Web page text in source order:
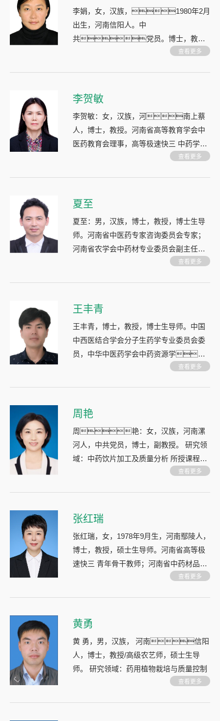
李娟，女，汉族，1980年2月
出生，河南信阳人。中
共党员。博士，教
授，硕士生导师。 研究领域：药用植物生
查看更多
李贺敏
李贺敏：女，汉族，河南上蔡
人，博士，教授。河南省高等教育学会中
医药教育会理事，高等极速快三 中药学专
业“药用植物学”课程联盟成员。 研究领
查看更多
夏至
夏至：男，汉族，博士，教授，博士生导
师。河南省中医药专家咨询委员会专家；
河南省农学会中药材专业委员会副主任委
员，《中草药》期刊青年编委。 研究领
查看更多
王丰青
王丰青，博士，教授，博士生导师。中国
中西医结合学会分子生药学专业委员会委
员，中华中医药学会中药资源学
分会委员 研究领域：药用植物资源可持续
物育种理论与技术（研究生）
查看更多
周艳
周艳：女，汉族，河南漯
河人，中共党员，博士，副教授。 研究领
域：中药饮片加工及质量分析 所授课程：
查看更多
张红瑞
张红瑞，女，1978年9月生，河南鄢陵人，
博士，教授，硕士生导师。河南省高等极
速快三 青年骨干教师；河南省中药材品种
鉴定专业委员会委员；河南省高等教育学
中国中药鉴定学教育研究会理事；中国
查看更多
黄勇
黄 勇，男，汉族， 河南信阳
人，博士，教授/高级农艺师，硕士生导
师。 研究领域：药用植物栽培与质量控制
查看更多